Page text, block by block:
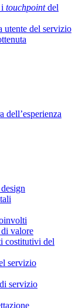
touchpointdel
utente del servizio
dell’esperienza
valore
costitutivi del
servizio
servizio